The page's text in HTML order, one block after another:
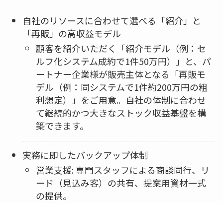
自社のリソースに合わせて選べる「紹介」と
「再販」の高収益モデル
顧客を紹介いただく「紹介モデル（例：セ
ルフ化システム成約で1件50万円）」と、パ
ートナー企業様が販売主体となる「再販モ
デル（例：同システムで1件約200万円の粗
利想定）」をご用意。自社の体制に合わせ
て継続的かつ大きなストック収益基盤を構
築できます。
実務に即したバックアップ体制
営業支援: 専門スタッフによる商談同行、リ
ード（見込み客）の共有、提案用資材一式
の提供。